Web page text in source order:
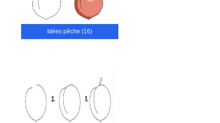
Idées pêche (16)